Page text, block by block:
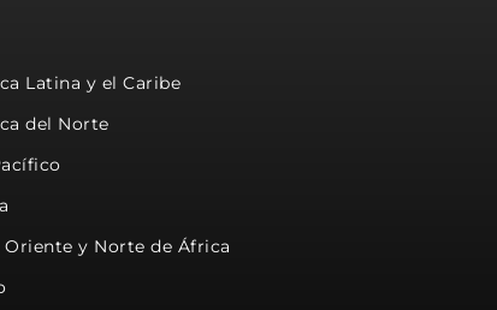
Latina y el Caribe
del Norte
Oriente y Norte de África